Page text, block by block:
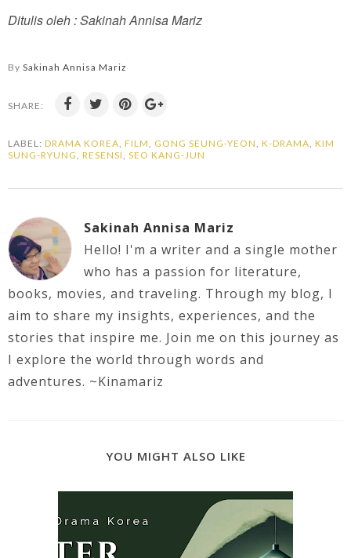
Ditulis oleh : Sakinah Annisa Mariz
By Sakinah Annisa Mariz
SHARE:
LABEL: DRAMA KOREA FILM GONG SEUNG-YEON K-DRAMA KIM
SUNG-RYUNG RESENSI SEO KANG-JUN
Sakinah Annisa Mariz
Hello! I'm a writer and a single mother
who has a passion for literature,
books, movies, and traveling. Through my blog, I
aim to share my insights, experiences, and the
stories that inspire me. Join me on this journey as
I explore the world through words and
adventures. ~Kinamariz
YOU MIGHT ALSO LIKE